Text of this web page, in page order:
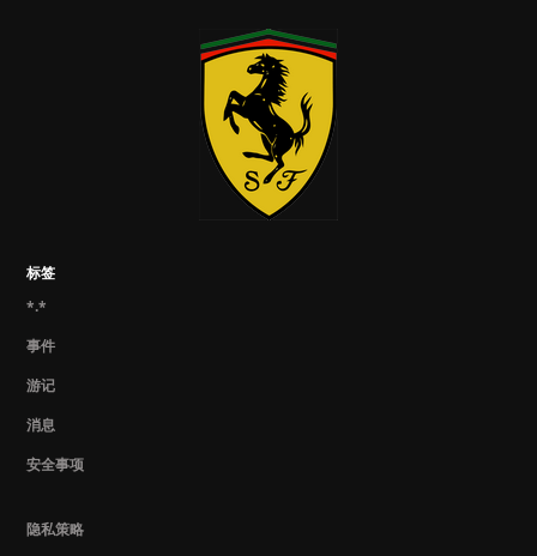
标签
*.*
事件
游记
消息
安全事项
隐私策略